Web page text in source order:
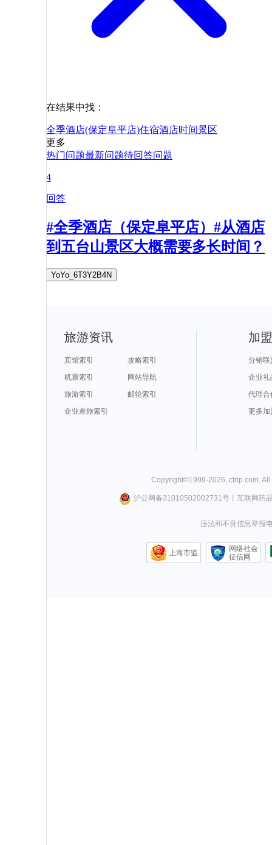
在结果中找：
全季酒店(保定阜平店)住宿酒店时间景区
更多
热门问题最新问题待回答问题
4
回答
#全季酒店（保定阜平店）#从酒店
到五台山景区大概需要多长时间？
YoYo_6T3Y2B4N
旅游资讯
宾馆索引
攻略索引
机票索引
网站导航
旅游索引
邮轮索引
企业差旅索引
加
分销联
企业礼
代理合
更多加
Copyright©1999-2026 ctrip.com .
沪公网备31010502002731号丨 互联网药
违法和不良信息举报
上海市监
网络社会
征信网